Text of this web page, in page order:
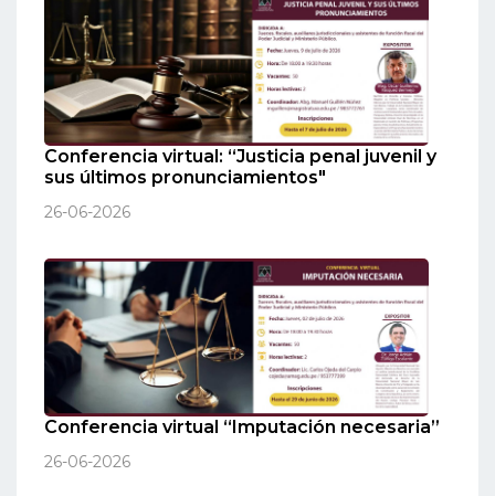
Conferencia virtual: “Justicia penal juvenil y
sus últimos pronunciamientos"
26-06-2026
Conferencia virtual “Imputación necesaria”
26-06-2026